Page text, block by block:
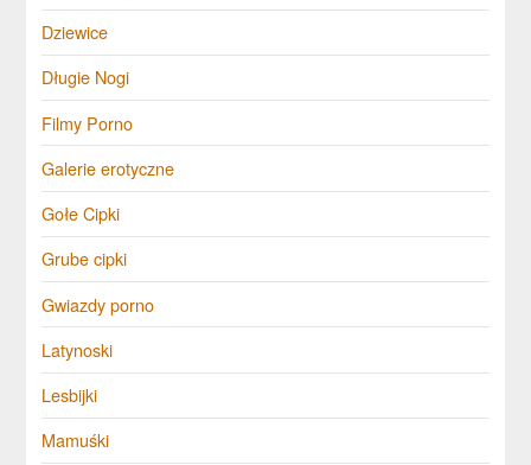
Dziewice
Długie Nogi
Filmy Porno
Galerie erotyczne
Gołe Cipki
Grube cipki
Gwiazdy porno
Latynoski
Lesbijki
Mamuśki